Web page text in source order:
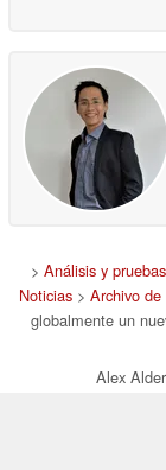
> Análisis y
Noticias > Archivo
globalmente un
Alex